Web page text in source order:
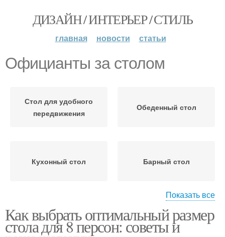
ДИЗАЙН / ИНТЕРЬЕР / СТИЛЬ
главная новости статьи
Официанты за столом
Стол для удобного
передвижения
Обеденный стол
Кухонный стол Барный стол
Столы для разных
комнат
Обеденные столы
Показать все
Как выбрать оптимальный размер
стола для 8 персон: советы и